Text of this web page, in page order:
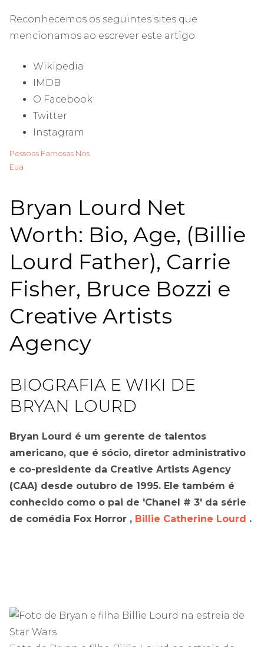
Reconhecemos os seguintes sites que
mencionamos ao escrever este artigo:
Wikipedia
IMDB
O Facebook
Twitter
Instagram
Pessoas Famosas Nos
Eua
Bryan Lourd Net
Worth: Bio, Age, (Billie
Lourd Father), Carrie
Fisher, Bruce Bozzi e
Creative Artists
Agency
BIOGRAFIA E WIKI DE
BRYAN LOURD
Bryan Lourd é um gerente de talentos
americano, que é sócio, diretor administrativo
e co-presidente da Creative Artists Agency
(CAA) desde outubro de 1995. Ele também é
conhecido como o pai de 'Chanel # 3' da série
de comédia Fox Horror , Billie Catherine Lourd .